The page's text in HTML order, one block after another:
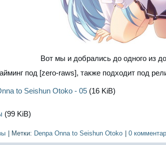
Вот мы и добрались до одного из
под [zero-raws], также подходит под
to Seishun Otoko - 05 (16 KiB)
(99 KiB)
Метки: Denpa Onna to Seishun Otoko 0